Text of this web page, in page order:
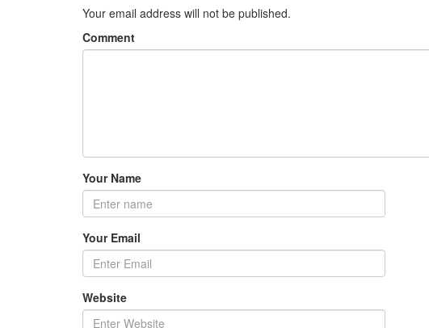
Your email address will not be published.
Comment
Your Name
Your Email
Website